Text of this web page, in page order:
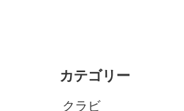
カテゴリー
クラビ